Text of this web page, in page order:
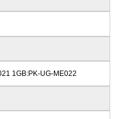
1GB:PK-UG-ME022